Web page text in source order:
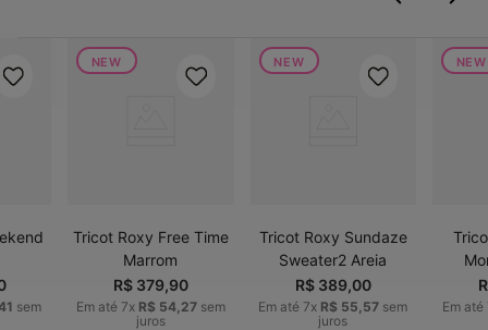
sem
NEW
Tricot Roxy Free Time
Marrom
R$ 379,90
Em até 7x R$ 54, 27sem
juros
NEW
Tricot Roxy Sundaze
Sweater2 Areia
R$ 389,00
Em até 7x R$ 55 57 sem
juros
NEW
Em até